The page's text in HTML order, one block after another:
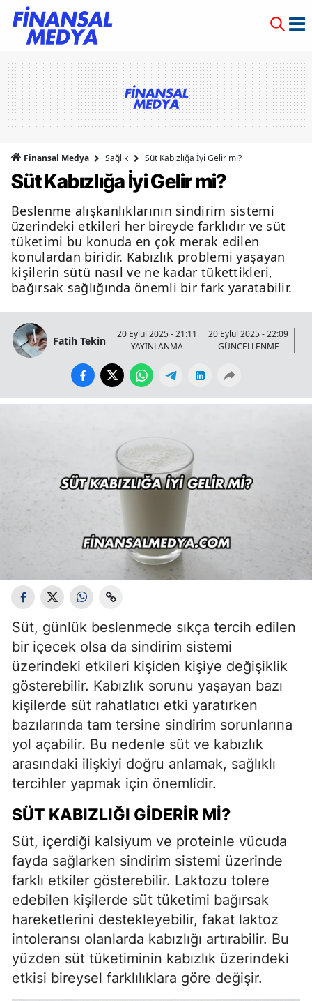
Finansal Medya Sağlık Süt Kabızlığa İyi Gelir mi?
Süt Kabızlığa İyi Gelir mi?
Beslenme alışkanlıklarının sindirim sistemi
üzerindeki etkileri her bireyde farklıdır ve süt
tüketimi bu konuda en çok merak edilen
konulardan biridir. Kabızlık problemi yaşayan
kişilerin sütü nasıl ve ne kadar tükettikleri,
bağırsak sağlığında önemli bir fark yaratabilir.
Fatih Tekin
20 Eylül 2025 - 21:11
YAYINLANMA
20 Eylül 2025 - 22:09
GÜNCELLENME
Süt, günlük beslenmede sıkça tercih edilen
bir içecek olsa da sindirim sistemi
üzerindeki etkileri kişiden kişiye değişiklik
gösterebilir. Kabızlık sorunu yaşayan bazı
kişilerde süt rahatlatıcı etki yaratırken
bazılarında tam tersine sindirim sorunlarına
yol açabilir. Bu nedenle süt ve kabızlık
arasındaki ilişkiyi doğru anlamak, sağlıklı
tercihler yapmak için önemlidir.
SÜT KABIZLIĞI GIDERIR MI?
Süt, içerdiği kalsiyum ve proteinle vücuda
fayda sağlarken sindirim sistemi üzerinde
farklı etkiler gösterebilir. Laktozu tolere
edebilen kişilerde süt tüketimi bağırsak
hareketlerini destekleyebilir, fakat laktoz
intoleransı olanlarda kabızlığı artırabilir. Bu
yüzden süt tüketiminin kabızlık üzerindeki
etkisi bireysel farklılıklara göre değişir.